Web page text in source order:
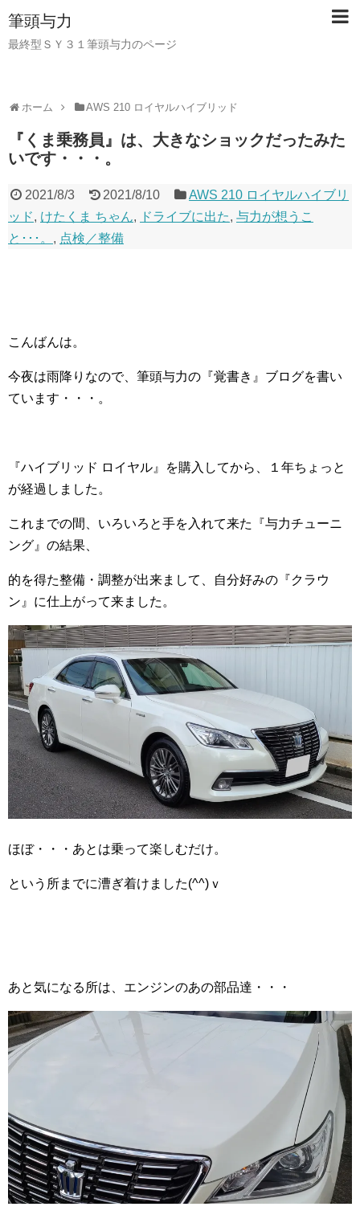
筆頭与力
最終型ＳＹ３１筆頭与力のページ
ホーム AWS 210 ロイヤルハイブリッド
『くま乗務員』は、大きなショックだったみた
いです・・・。
2021/8/3 2021/8/10
AWS 210 ロイヤルハイブリ
ッド, けたくま ちゃん, ドライブに出た, 与力が想うこ
と･･･。 , 点検／整備
こんばんは。
今夜は雨降りなので、筆頭与力の『覚書き』ブログを書い
ています・・・。
『ハイブリッド ロイヤル』を購入してから、１年ちょっと
が経過しました。
これまでの間、いろいろと手を入れて来た『与力チューニ
ング』の結果、
的を得た整備・調整が出来まして、自分好みの『クラウ
ン』に仕上がって来ました。
ほぼ・・・あとは乗って楽しむだけ。
という所までに漕ぎ着けました(^^)ｖ
あと気になる所は、エンジンのあの部品達・・・